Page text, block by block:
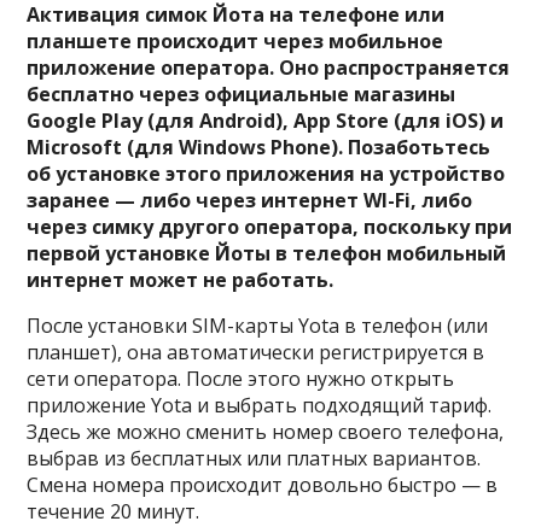
Активация симок Йота на телефоне или
планшете происходит через мобильное
приложение оператора. Оно распространяется
бесплатно через официальные магазины
Google Play (для Android), App Store (для iOS) и
Microsoft (для Windows Phone). Позаботьтесь
об установке этого приложения на устройство
заранее — либо через интернет WI-Fi, либо
через симку другого оператора, поскольку при
первой установке Йоты в телефон мобильный
интернет может не работать.
После установки SIM-карты Yota в телефон (или
планшет), она автоматически регистрируется в
сети оператора. После этого нужно открыть
приложение Yota и выбрать подходящий тариф.
Здесь же можно сменить номер своего телефона,
выбрав из бесплатных или платных вариантов.
Смена номера происходит довольно быстро — в
течение 20 минут.